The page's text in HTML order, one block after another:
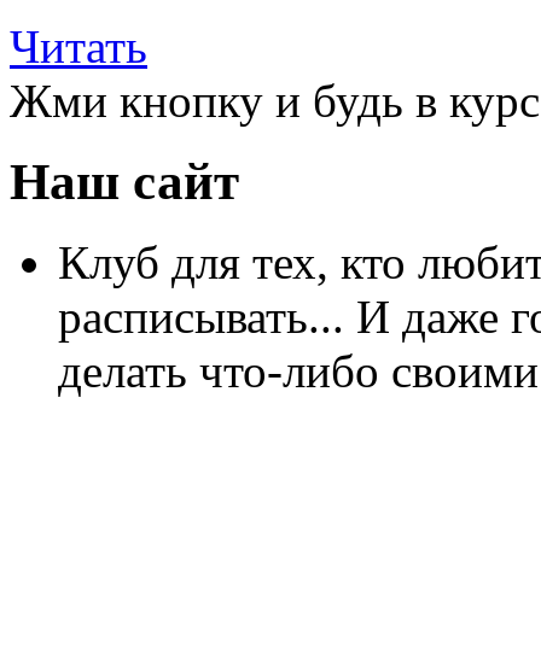
Читать
Жми кнопку и будь в
Наш сайт
Клуб для тех, кто
расписывать... И даже
делать что-либо